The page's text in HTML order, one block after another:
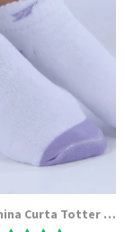
Meia Feminina Curta Totter com calcanhar e pontinha Colorida | 8088